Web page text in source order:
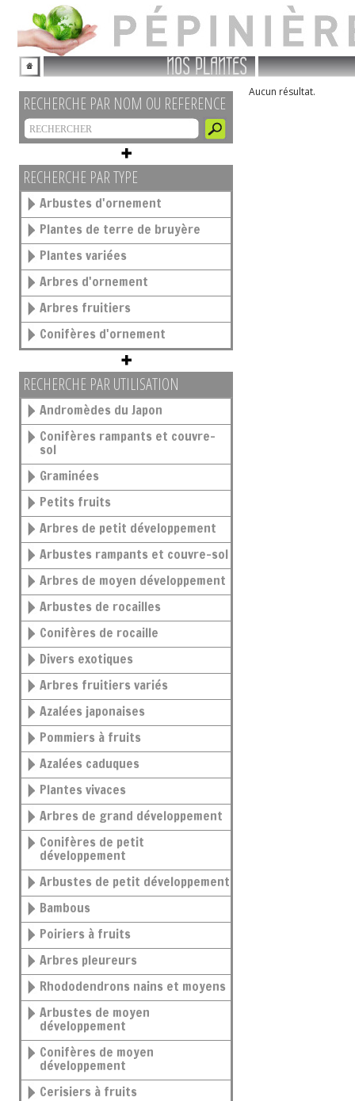
NOS PLANTES
RECHERCHE PAR NOM OU REFERENCE
RECHERCHE PAR TYPE
Arbustes d'ornement
Plantes de terre de bruyère
Plantes variées
Arbres d'ornement
Arbres fruitiers
Conifères d'ornement
RECHERCHE PAR UTILISATION
Andromèdes du Japon
Conifères rampants et couvre-
sol
Graminées
Petits fruits
Arbres de petit développement
Arbustes rampants et couvre-sol
Arbres de moyen développement
Arbustes de rocailles
Conifères de rocaille
Divers exotiques
Arbres fruitiers variés
Azalées japonaises
Pommiers à fruits
Azalées caduques
Plantes vivaces
Arbres de grand développement
Conifères de petit
développement
Arbustes de petit développement
Bambous
Poiriers à fruits
Arbres pleureurs
Rhododendrons nains et moyens
Arbustes de moyen
développement
Conifères de moyen
développement
Cerisiers à fruits
Aucun résultat.